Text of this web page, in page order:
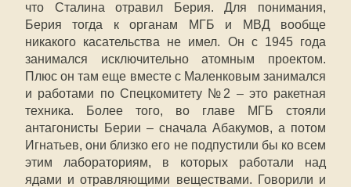
что Сталина отравил Берия. Для понимания,
Берия тогда к органам МГБ и МВД вообще
никакого касательства не имел. Он с 1945 года
занимался исключительно атомным проектом.
Плюс он там еще вместе с Маленковым занимался
и работами по Спецкомитету №2 – это ракетная
техника. Более того, во главе МГБ стояли
антагонисты Берии – сначала Абакумов, а потом
Игнатьев, они близко его не подпустили бы ко всем
этим лабораториям, в которых работали над
ядами и отравляющими веществами. Говорили и